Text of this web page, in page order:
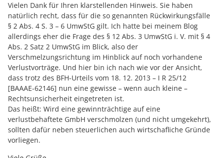
Vielen Dank für Ihren klarstellenden Hinweis. Sie haben
natürlich recht, dass für die so genannten Rückwirkungsfälle
§ 2 Abs. 4 S. 3 – 6 UmwStG gilt. Ich hatte bei meinem Blog
allerdings eher die Frage des § 12 Abs. 3 UmwStG i. V. mit § 4
Abs. 2 Satz 2 UmwStG im Blick, also der
Verschmelzungsrichtung im Hinblick auf noch vorhandene
Verlustvorträge. Und hier bin ich nach wie vor der Ansicht,
dass trotz des BFH-Urteils vom 18. 12. 2013 – I R 25/12
[BAAAE-62146] nun eine gewisse – wenn auch kleine –
Rechtsunsicherheit eingetreten ist.
Das heißt: Wird eine gewinnträchtige auf eine
verlustbehaftete GmbH verschmolzen (und nicht umgekehrt),
sollten dafür neben steuerlichen auch wirtschafliche Gründe
vorliegen.